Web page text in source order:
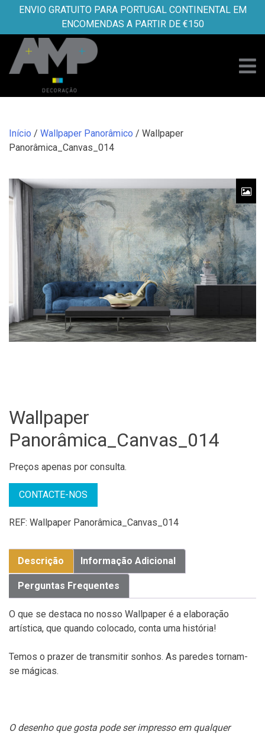
content
ENVIO GRATUITO PARA PORTUGAL CONTINENTAL EM
ENCOMENDAS A PARTIR DE €150
Início / Wallpaper Panorâmico / Wallpaper
Panorâmica_Canvas_014
Wallpaper
Panorâmica_Canvas_014
Preços apenas por consulta.
CONTACTE-NOS
REF: Wallpaper Panorâmica_Canvas_014
Descrição Informação Adicional
Perguntas Frequentes
O que se destaca no nosso Wallpaper é a elaboração
artística, que quando colocado, conta uma história!
Temos o prazer de transmitir sonhos. As paredes tornam-
se mágicas.
O desenho que gosta pode ser impresso em qualquer